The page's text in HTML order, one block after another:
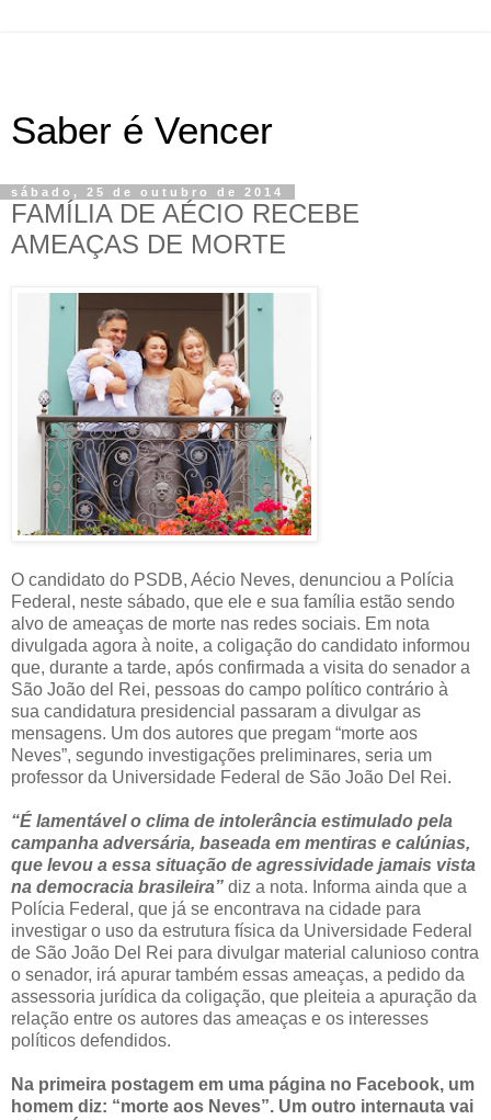
Saber é Vencer
sábado, 25 de outubro de 2014
FAMÍLIA DE AÉCIO RECEBE
AMEAÇAS DE MORTE
O candidato do PSDB, Aécio Neves, denunciou a Polícia
Federal, neste sábado, que ele e sua família estão sendo
alvo de ameaças de morte nas redes sociais. Em nota
divulgada agora à noite, a coligação do candidato informou
que, durante a tarde, após confirmada a visita do senador a
São João del Rei, pessoas do campo político contrário à
sua candidatura presidencial passaram a divulgar as
mensagens. Um dos autores que pregam “morte aos
Neves”, segundo investigações preliminares, seria um
professor da Universidade Federal de São João Del Rei.
“É lamentável o clima de intolerância estimulado pela
campanha adversária, baseada em mentiras e calúnias,
que levou a essa situação de agressividade jamais vista
na democracia brasileira” diz a nota. Informa ainda que a
Polícia Federal, que já se encontrava na cidade para
investigar o uso da estrutura física da Universidade Federal
de São João Del Rei para divulgar material calunioso contra
o senador, irá apurar também essas ameaças, a pedido da
assessoria jurídica da coligação, que pleiteia a apuração da
relação entre os autores das ameaças e os interesses
políticos defendidos.
Na primeira postagem em uma página no Facebook, um
homem diz: “morte aos Neves”. Um outro internauta vai